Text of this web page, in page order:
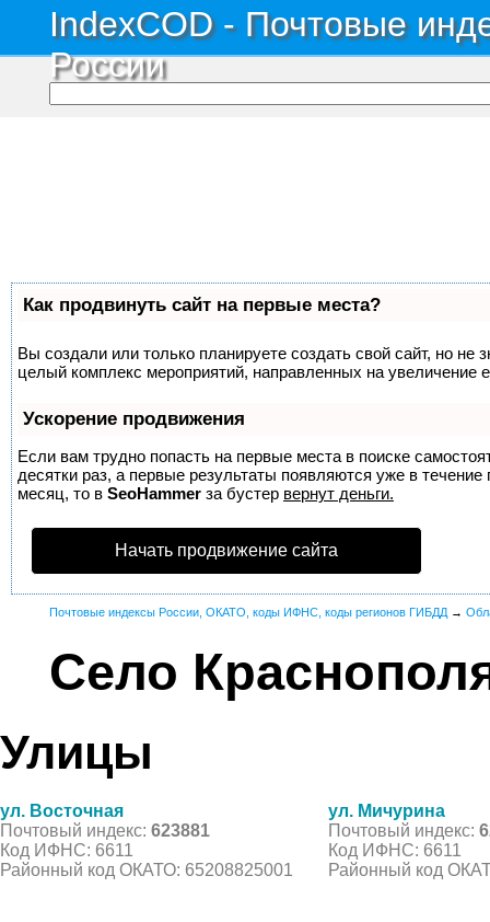
IndexCOD - Почтовые
России
Как продвинуть сайт на первые места?
Вы создали или только планируете создать свой сайт, но не
целый комплекс мероприятий, направленных на увеличение
Ускорение продвижения
Если вам трудно попасть на первые места в поиске
десятки раз, а первые результаты появляются уже в
месяц, то в SeoHammer за бустер вернут деньги.
Начать продвижение сайта
Почтовые индексы России, ОКАТО, коды ИФНС, коды регионов ГИБДД →
Село
Улицы
ул. Восточная
Почтовый индекс: 623881
Код ИФНС: 6611
Районный код ОКАТО: 65208825001
ул. Мичурина
Почтовый индекс:
Код ИФНС: 6611
Районный код